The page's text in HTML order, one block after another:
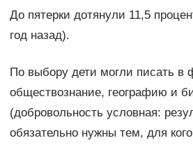
До пятерки дотянули 11,5
год назад).
По выбору дети могли писать в
обществознание, географию и
(добровольность условная:
обязательно нужны тем, для